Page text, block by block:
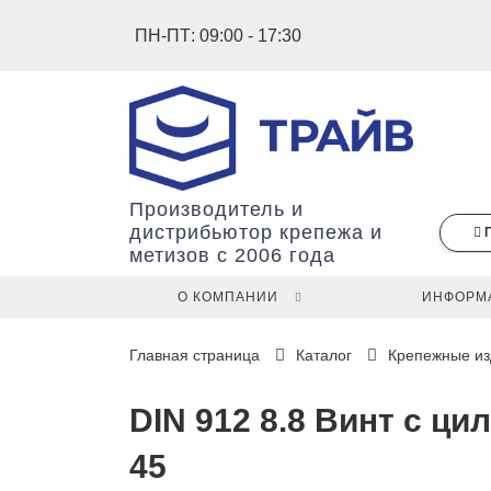
ПН-ПТ: 09:00 - 17:30
Производитель и
дистрибьютор крепежа и
метизов с 2006 года
О КОМПАНИИ
Главная страница Каталог Крепежные
DIN 912 8.8 Винт с
45